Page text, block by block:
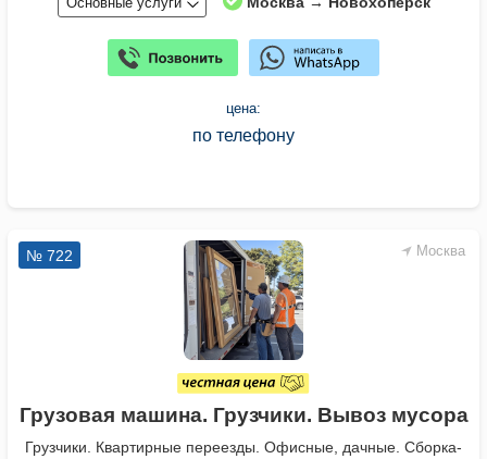
цена:
по телефону
Москва
№ 722
Грузовая машина. Грузчики. Вывоз мусора
Грузчики. Квартирные переезды. Офисные, дачные. Сборка-